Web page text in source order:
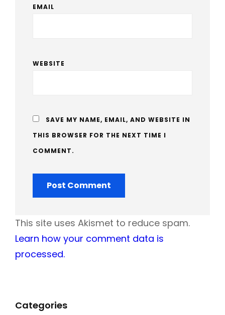
EMAIL
WEBSITE
SAVE MY NAME, EMAIL, AND WEBSITE IN
THIS BROWSER FOR THE NEXT TIME I
COMMENT.
This site uses Akismet to reduce spam.
Learn how your comment data is
processed.
Categories